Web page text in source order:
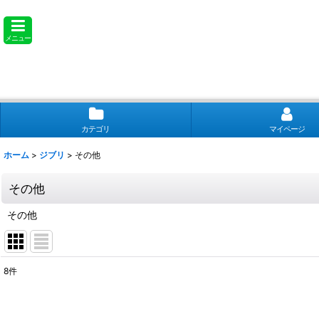
メニュー
カテゴリ マイページ
ホーム > ジブリ > その他
その他
その他
8件